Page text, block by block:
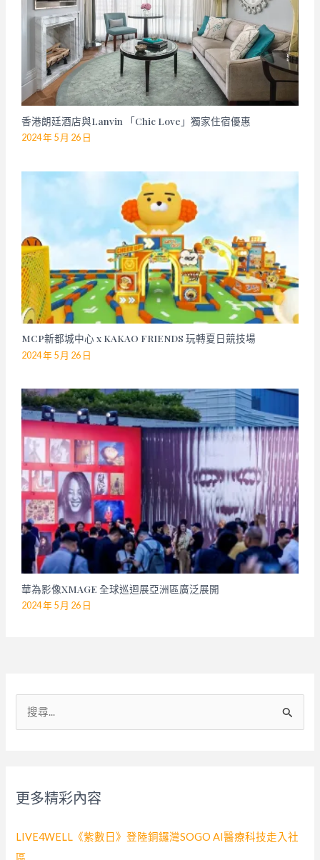
香港朗廷酒店與Lanvin 「Chic Love」獨家住宿優惠
2024 年 5 月 26 日
MCP新都城中心 x KAKAO FRIENDS 玩轉夏日競技場
2024 年 5 月 26 日
華為影像XMAGE 全球巡迴展亞洲區廣泛展開
2024 年 5 月 26 日
:
更多精彩內容
LIVE4WELL《紫數日》登陸銅鑼灣SOGO AI醫療科技走入社